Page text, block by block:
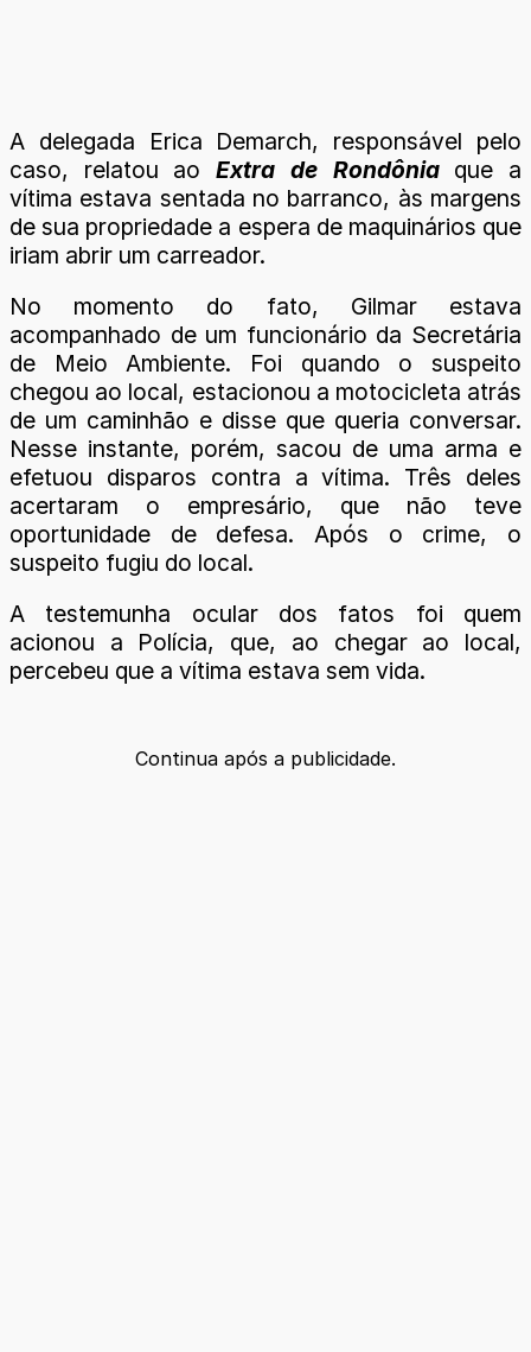
A delegada Erica Demarch, responsável pelo
caso, relatou aoExtra de Rondôniaque a
vítima estava sentada no barranco, às margens
de sua propriedade a espera de maquinários que
iriam abrir um carreador.
No momento do fato, Gilmar estava
acompanhado de um funcionário da Secretária
de Meio Ambiente. Foi quando o suspeito
chegou ao local, estacionou a motocicleta atrás
de um caminhão e disse que queria conversar.
Nesse instante, porém, sacou de uma arma e
efetuou disparos contra a vítima. Três deles
acertaram o empresário, que não teve
oportunidade de defesa. Após o crime, o
suspeito fugiu do local.
A testemunha ocular dos fatos foi quem
acionou a Polícia, que, ao chegar ao local,
percebeu que a vítima estava sem vida.
Continua após a publicidade.